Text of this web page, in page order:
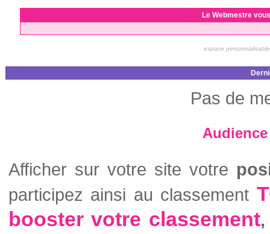
Le Webmestre
espace
Pas de
Afficher sur votre site votre
participez ainsi au classement
booster votre classement,